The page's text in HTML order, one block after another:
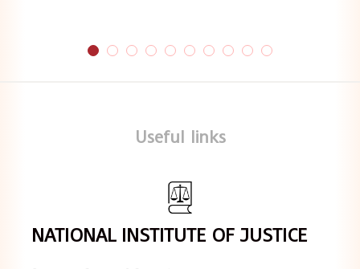
Useful links
NATIONAL INSTITUTE OF JUSTICE